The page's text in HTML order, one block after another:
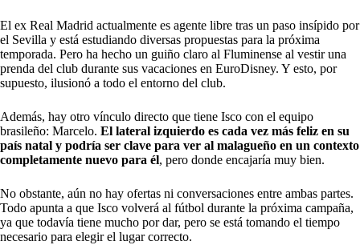
El ex Real Madrid actualmente es agente libre tras un paso insípido por
el Sevilla y está estudiando diversas propuestas para la próxima
temporada. Pero ha hecho un guiño claro al Fluminense al vestir una
prenda del club durante sus vacaciones en EuroDisney. Y esto, por
supuesto, ilusionó a todo el entorno del club.
Además, hay otro vínculo directo que tiene Isco con el equipo
brasileño: Marcelo. El lateral izquierdo es cada vez más feliz en su
país natal y podría ser clave para ver al malagueño en un contexto
completamente nuevo para él, pero donde encajaría muy bien.
No obstante, aún no hay ofertas ni conversaciones entre ambas partes.
Todo apunta a que Isco volverá al fútbol durante la próxima campaña,
ya que todavía tiene mucho por dar, pero se está tomando el tiempo
necesario para elegir el lugar correcto.